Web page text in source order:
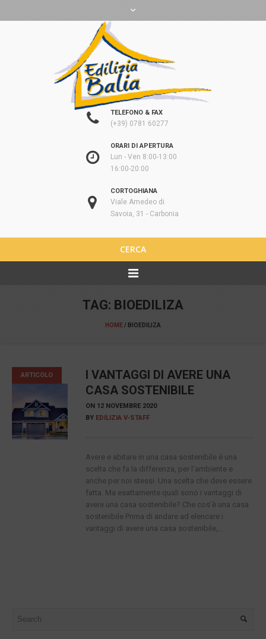
TELEFONO & FAX
(+39) 0781 60277
ORARI DI APERTURA
Lun - Ven 8:00-13:00
16:00-20:00
CORTOGHIANA
Viale Amedeo di
Savoia, 31 - Carbonia
CERCA
TAG: BIOEDILIZA
HOME/ BIOEDILIZA
ARTICOLO
I VANTAGGI DI AVERE UNA
CASA SOSTENIBILE
ON 12 NOVEMBRE 2020
BY EDILIZIA V-STAFF
Avere e abitare in una casa sostenibile è una
scelta che fa la differenza, per l’ambiente e
anche per noi stessi. Una scelta che deve essere
fatta. Ma esattamente quali sono i vantaggi di
avere una casa sostenibile? Che cos’è una casa
sostenibile Prima di andare ad elencare i
vantaggi di avere una casa sostenibile,...